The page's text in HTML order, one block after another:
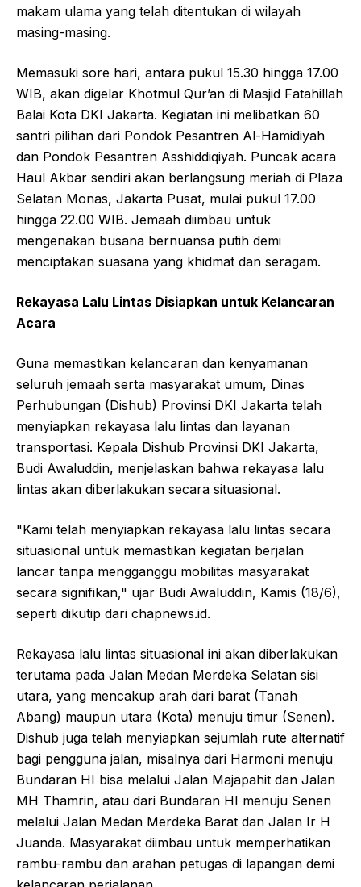
makam ulama yang telah ditentukan di wilayah
masing-masing.
Memasuki sore hari, antara pukul 15.30 hingga 17.00
WIB, akan digelar Khotmul Qur’an di Masjid Fatahillah
Balai Kota DKI Jakarta. Kegiatan ini melibatkan 60
santri pilihan dari Pondok Pesantren Al-Hamidiyah
dan Pondok Pesantren Asshiddiqiyah. Puncak acara
Haul Akbar sendiri akan berlangsung meriah di Plaza
Selatan Monas, Jakarta Pusat, mulai pukul 17.00
hingga 22.00 WIB. Jemaah diimbau untuk
mengenakan busana bernuansa putih demi
menciptakan suasana yang khidmat dan seragam.
Rekayasa Lalu Lintas Disiapkan untuk Kelancaran
Acara
Guna memastikan kelancaran dan kenyamanan
seluruh jemaah serta masyarakat umum, Dinas
Perhubungan (Dishub) Provinsi DKI Jakarta telah
menyiapkan rekayasa lalu lintas dan layanan
transportasi. Kepala Dishub Provinsi DKI Jakarta,
Budi Awaluddin, menjelaskan bahwa rekayasa lalu
lintas akan diberlakukan secara situasional.
"Kami telah menyiapkan rekayasa lalu lintas secara
situasional untuk memastikan kegiatan berjalan
lancar tanpa mengganggu mobilitas masyarakat
secara signifikan," ujar Budi Awaluddin, Kamis (18/6),
seperti dikutip dari chapnews.id.
Rekayasa lalu lintas situasional ini akan diberlakukan
terutama pada Jalan Medan Merdeka Selatan sisi
utara, yang mencakup arah dari barat (Tanah
Abang) maupun utara (Kota) menuju timur (Senen).
Dishub juga telah menyiapkan sejumlah rute alternatif
bagi pengguna jalan, misalnya dari Harmoni menuju
Bundaran HI bisa melalui Jalan Majapahit dan Jalan
MH Thamrin, atau dari Bundaran HI menuju Senen
melalui Jalan Medan Merdeka Barat dan Jalan Ir H
Juanda. Masyarakat diimbau untuk memperhatikan
rambu-rambu dan arahan petugas di lapangan demi